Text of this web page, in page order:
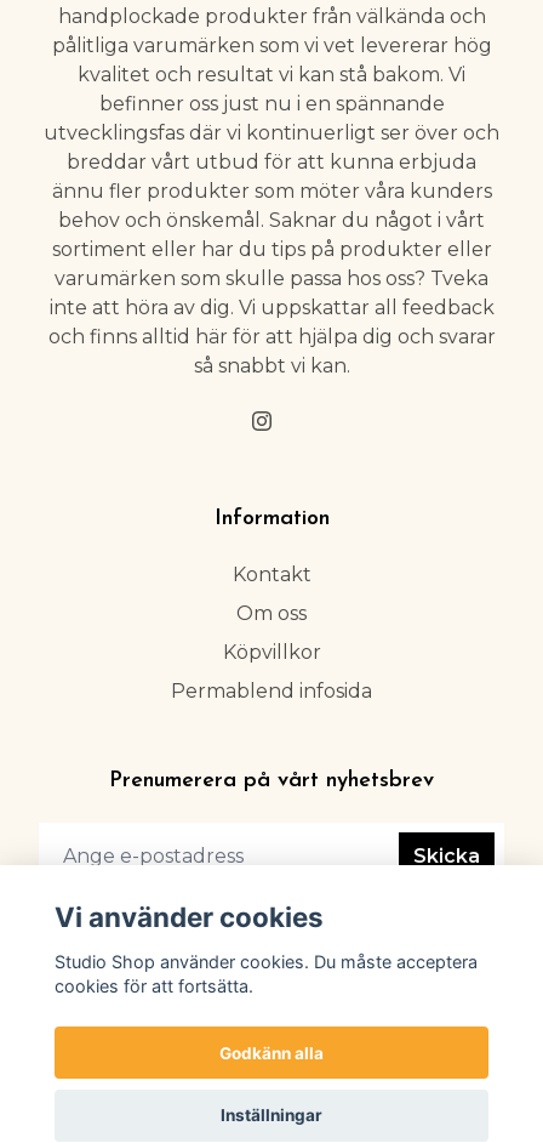
handplockade produkter från välkända och
pålitliga varumärken som vi vet levererar hög
kvalitet och resultat vi kan stå bakom. Vi
befinner oss just nu i en spännande
utvecklingsfas där vi kontinuerligt ser över och
breddar vårt utbud för att kunna erbjuda
ännu fler produkter som möter våra kunders
behov och önskemål. Saknar du något i vårt
sortiment eller har du tips på produkter eller
varumärken som skulle passa hos oss? Tveka
inte att höra av dig. Vi uppskattar all feedback
och finns alltid här för att hjälpa dig och svarar
så snabbt vi kan.
Information
Kontakt
Om oss
Köpvillkor
Permablend infosida
Prenumerera på vårt nyhetsbrev
Skicka
© 2026 Studio Shop
Vi använder cookies
Studio Shop använder cookies. Du måste acceptera
cookies för att fortsätta.
Godkänn alla
Inställningar